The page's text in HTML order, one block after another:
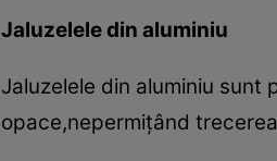
Jaluzelele din aluminiu
Jaluzelele din aluminiu
opace,nepermiţând